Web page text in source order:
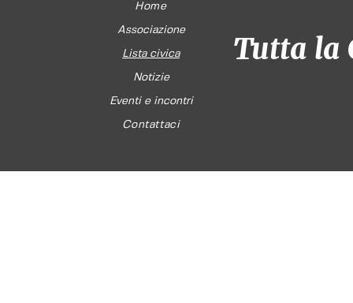
Home
Associazione
Lista civica
Notizie
Eventi e incontri
Contattaci
Tutta la